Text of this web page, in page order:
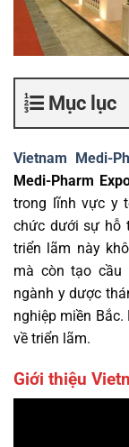
Mục lục
Vietnam Medi-
Medi-Pharm
trong lĩnh vực y
chức dưới sự hỗ
triển lãm này
mà còn tạo cầu
ngành y dược
nghiệp miền
về triển lãm.
Giới thiệu